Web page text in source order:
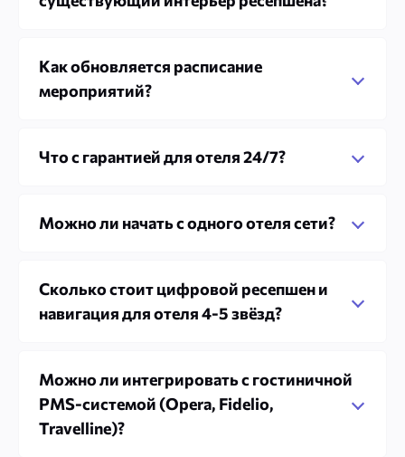
Как обновляется расписание
мероприятий?
Что с гарантией для отеля 24/7?
Можно ли начать с одного отеля сети?
Сколько стоит цифровой ресепшен и
навигация для отеля 4-5 звёзд?
Можно ли интегрировать с гостиничной
PMS-системой (Opera, Fidelio,
Travelline)?